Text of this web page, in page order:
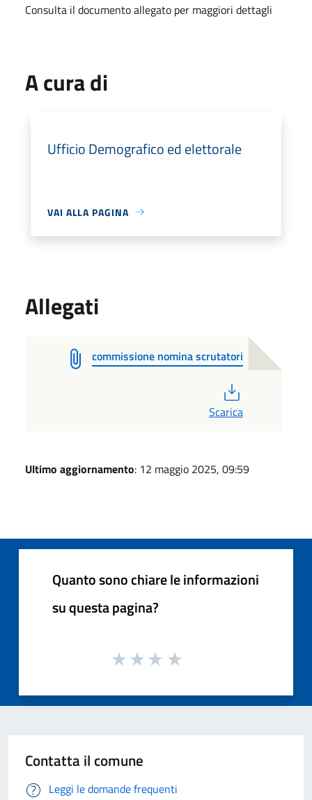
Consulta il documento allegato per maggiori dettagli
A cura di
Ufficio Demografico ed elettorale
VAI ALLA PAGINA
Allegati
commissione nomina scrutatori
Scarica
Ultimo aggiornamento: 12 maggio 2025, 09:59
Quanto sono chiare le informazioni
su questa pagina?
Contatta il comune
Leggi le domande frequenti